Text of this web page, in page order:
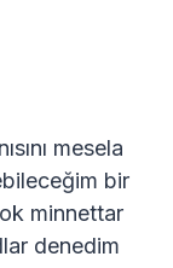
mesela
bir
minnettar
denedim